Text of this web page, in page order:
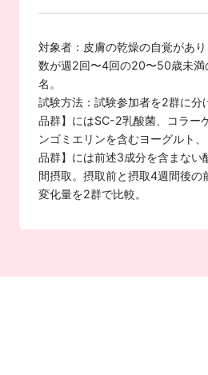
対象者：皮膚の乾燥の自覚があ
数が週2回〜4回の20〜50歳未
名。
試験方法：試験参加者を2群に分
品群】にはSC-2乳酸菌、コラー
ンゴミエリンを含むヨーグルト
品群】には前述3成分を含まない
間摂取。摂取前と摂取4週間後の
変化量を2群で比較。